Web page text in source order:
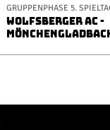
GRUPPENPHASE 5.
WOLFSBERGER AC -